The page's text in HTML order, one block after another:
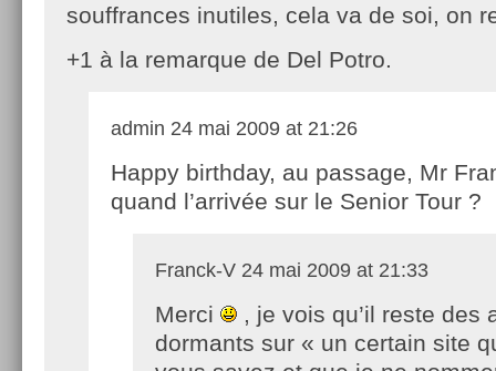
souffrances inutiles, cela va de soi, on
+1 à la remarque de Del Potro.
admin 24 mai 2009 at 21:26
Happy birthday, au passage, Mr
quand l’arrivée sur le Senior Tour ?
Franck-V 24 mai 2009 at 21:33
Merci
, je vois qu’il reste des
dormants sur « un certain site